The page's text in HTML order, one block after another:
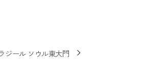
ジール ソウル東大門